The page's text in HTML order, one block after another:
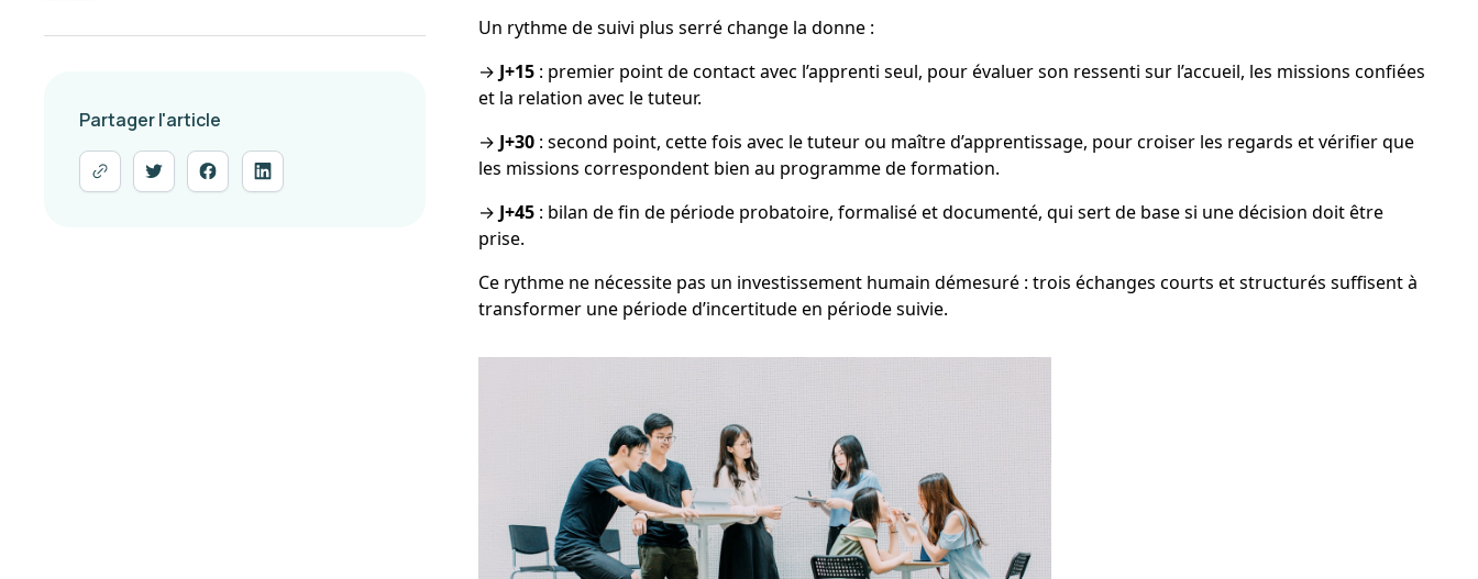
Partager l'article
Un rythme de suivi plus serré change la donne :
→ J+15 : premier point de contact avec l’apprenti seul, pour évaluer son ressenti sur l’accueil, les missions confiées
et la relation avec le tuteur.
→ J+30 : second point, cette fois avec le tuteur ou maître d’apprentissage, pour croiser les regards et vérifier que
les missions correspondent bien au programme de formation.
→ J+45 : bilan de fin de période probatoire, formalisé et documenté, qui sert de base si une décision doit être
prise.
Ce rythme ne nécessite pas un investissement humain démesuré : trois échanges courts et structurés suffisent à
transformer une période d’incertitude en période suivie.